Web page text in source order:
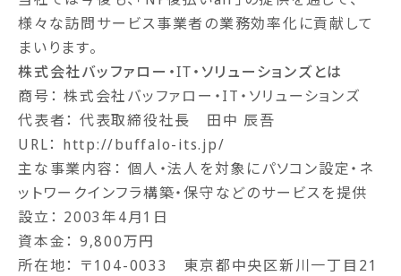
様々な訪問サービス事業者の業務効率化に貢献して
まいります。
株式会社バッファロー・IT・ソリューションズとは
商号： 株式会社バッファロー・IT・ソリューションズ
代表者： 代表取締役社長 田中 辰吾
URL： http://buffalo-its.jp/
主な事業内容： 個人・法人を対象にパソコン設定・ネ
ットワークインフラ構築・保守などのサービスを提供
設立： 2003年4月1日
資本金： 9,800万円
所在地： 〒104-0033 東京都中央区新川一丁目21